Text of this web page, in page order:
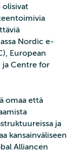
olisivat
Nordic e-
European
ja Centre for
omaa että
ja
kansainväliseen
Alliancen